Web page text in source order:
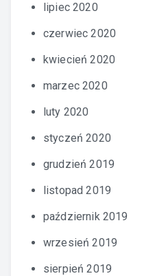
lipiec 2020
czerwiec 2020
kwiecień 2020
marzec 2020
luty 2020
styczeń 2020
grudzień 2019
listopad 2019
październik 2019
wrzesień 2019
sierpień 2019